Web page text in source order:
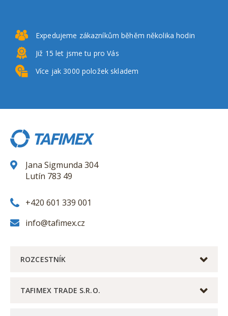
Expedujeme zákazníkům běhěm několika hodin
Již 15 let jsme tu pro Vás
Více jak 3000 položek skladem
Jana Sigmunda 304
Lutín 783 49
+420 601 339 001
info@tafimex.cz
ROZCESTNÍK
TAFIMEX TRADE S.R.O.